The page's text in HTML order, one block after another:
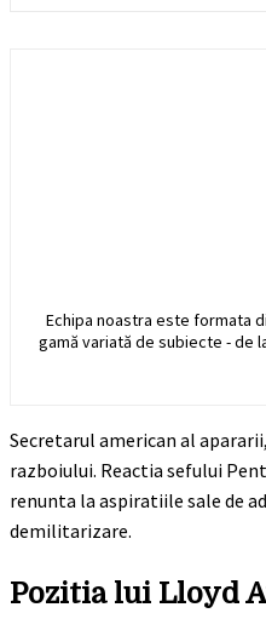
Echipa noastra este formata
gamă variată de subiecte - de
Secretarul american al
razboiului. Reactia sefului
renunta la aspiratiile sale de
demilitarizare.
Pozitia lui Lloyd